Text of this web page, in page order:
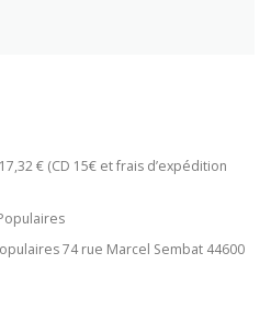
€ (CD 15€ et frais d’expédition
74 rue Marcel Sembat 44600